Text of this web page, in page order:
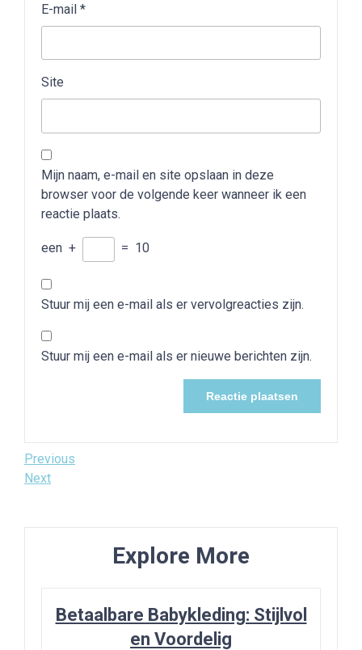
E-mail *
Site
Mijn naam, e-mail en site opslaan in deze
browser voor de volgende keer wanneer ik een
reactie plaats.
een + = 10
Stuur mij een e-mail als er vervolgreacties zijn.
Stuur mij een e-mail als er nieuwe berichten zijn.
Bericht
navigatie
Previous
Post
Previous
Next
Next
Explore More
Betaalbare Babykleding: Stijlvol
en Voordelig